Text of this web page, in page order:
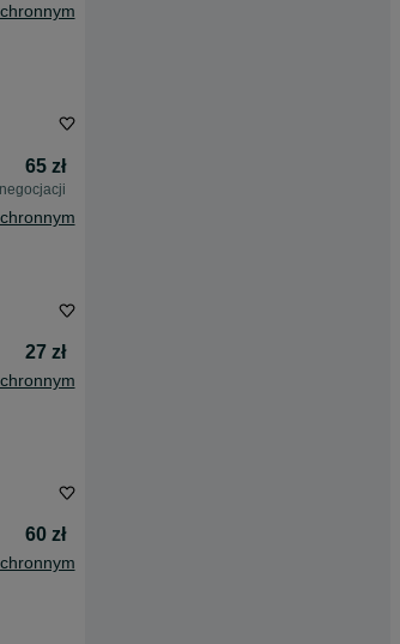
65 zł
27 zł
60 zł